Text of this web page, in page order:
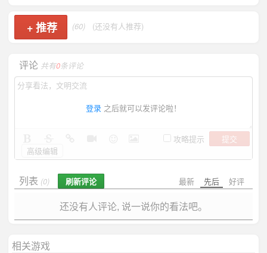
+推荐 (60) (还没有人推荐)
评论 共有0条评论
登录 之后就可以发评论啦！
攻略提示
提交
高级编辑
最新 先后 好评
列表 (0) 刷新评论
还没有人评论, 说一说你的看法吧。
相关游戏